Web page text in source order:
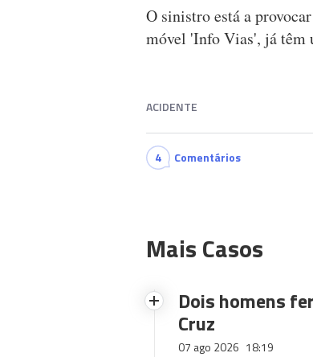
O sinistro está a
móvel 'Info Vias', já têm
ACIDENTE
4 Comentários
Mais Casos
Dois homens
Cruz
07 ago 2026 18:19